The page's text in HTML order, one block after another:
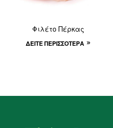
Φιλέτο Πέρκας
ΔΕΊΤΕ ΠΕΡΙΣΣΌΤΕΡΑ